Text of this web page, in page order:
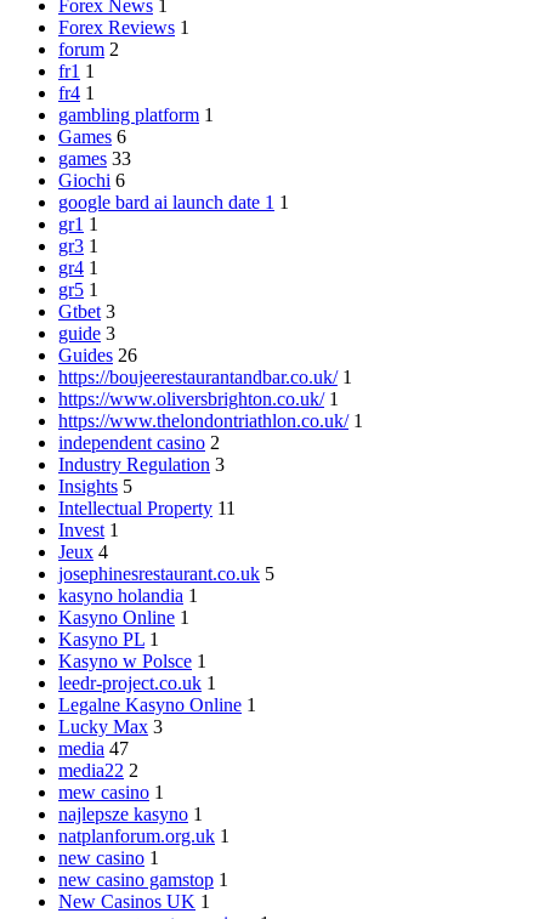
Forex News 1
Forex Reviews 1
forum 2
fr1 1
fr4 1
gambling platform 1
Games 6
games 33
Giochi 6
google bard ai launch date 1 1
gr1 1
gr3 1
gr4 1
gr5 1
Gtbet 3
guide 3
Guides 26
https://boujeerestaurantandbar.co.uk/ 1
https://www.oliversbrighton.co.uk/ 1
https://www.thelondontriathlon.co.uk/ 1
independent casino 2
Industry Regulation 3
Insights 5
Intellectual Property 11
Invest 1
Jeux 4
josephinesrestaurant.co.uk 5
kasyno holandia 1
Kasyno Online 1
Kasyno PL 1
Kasyno w Polsce 1
leedr-project.co.uk 1
Legalne Kasyno Online 1
Lucky Max 3
media 47
media22 2
mew casino 1
najlepsze kasyno 1
natplanforum.org.uk 1
new casino 1
new casino gamstop 1
New Casinos UK 1